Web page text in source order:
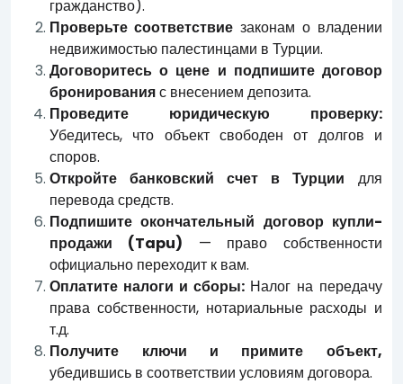
гражданство).
Проверьте соответствие законам о владении
недвижимостью палестинцами в Турции.
Договоритесь о цене и подпишите договор
бронированияс внесением депозита.
Проведите юридическую проверку:
Убедитесь, что объект свободен от долгов и
споров.
Откройте банковский счет в Турции для
перевода средств.
Подпишите окончательный договор купли-
продажи (Tapu) — право собственности
официально переходит к вам.
Оплатите налоги и сборы:Налог на передачу
права собственности, нотариальные расходы и
т.д.
Получите ключи и примите объект,
убедившись в соответствии условиям договора.